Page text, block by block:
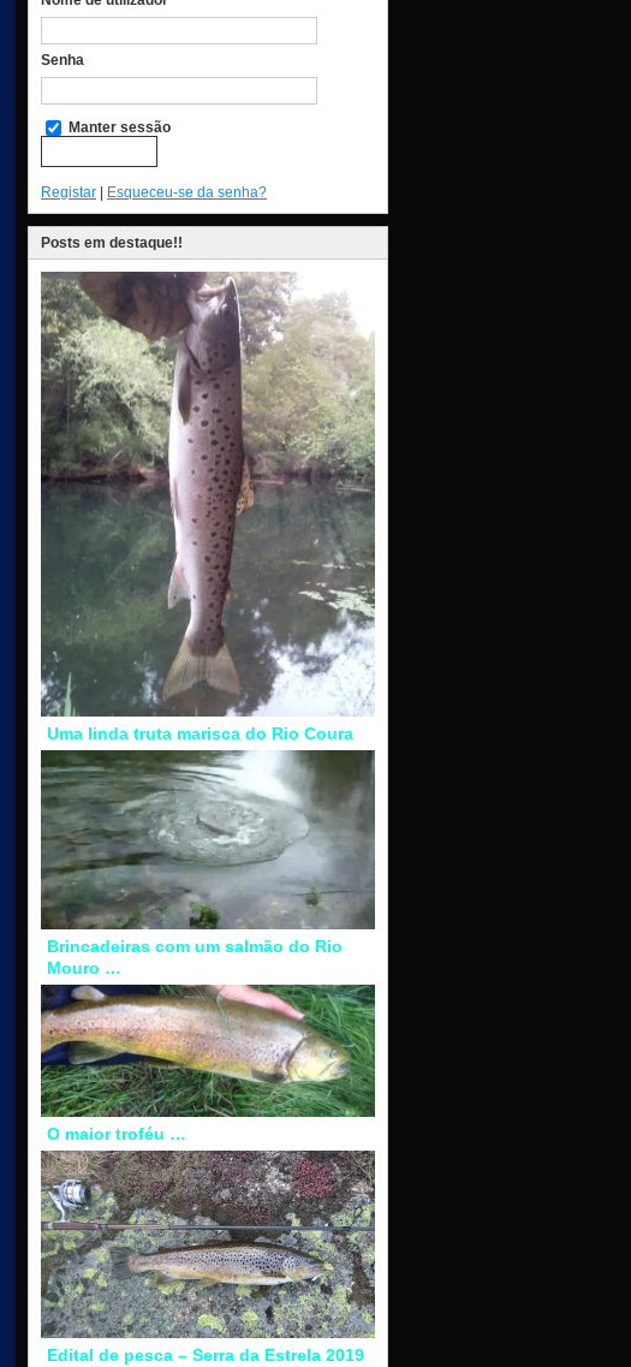
Senha
Manter sessão
Registar | Esqueceu-se da senha?
Posts em destaque!!
Uma linda truta marisca do Rio Coura
Brincadeiras com um salmão do Rio
Mouro …
O maior troféu …
Edital de pesca – Serra da Estrela 2019